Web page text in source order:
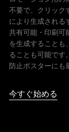
不要で、クリック
により生成される
共有可能・印刷可
を生成することも
ることも可能です
防止ポスターにも
今すぐ始める